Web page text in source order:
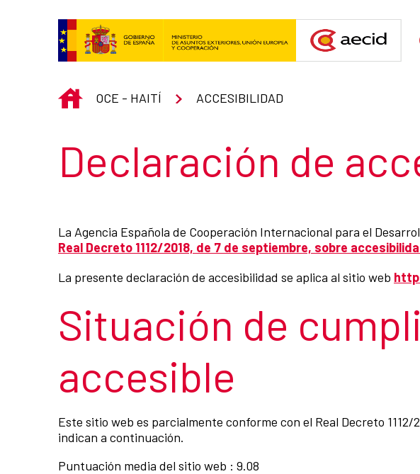
INICIO
OCE - HAITÍ ACCESIBILIDAD
Título de la sección
Declaración de
La Agencia Española de Cooperación Internacional para el
Real Decreto 1112/2018, de 7 de septiembre, sobre
La presente declaración de accesibilidad se aplica al sitio web
Situación de
accesible
Este sitio web es parcialmente conforme con el Real Decreto
indican a continuación.
Puntuación media del sitio web : 9.08